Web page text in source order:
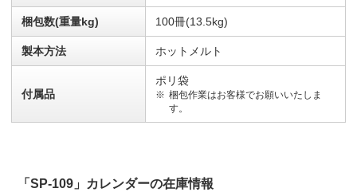
梱包数(重量kg) 100冊(13.5kg)
製本方法 ホットメルト
付属品
ポリ袋
梱包作業はお客様でお願いいたしま
す。
「SP-109」カレンダーの在庫情報